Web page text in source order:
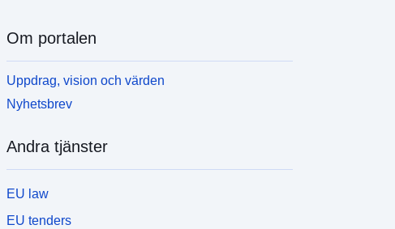
Om portalen
Uppdrag, vision och värden
Nyhetsbrev
Andra tjänster
EU law
EU tenders